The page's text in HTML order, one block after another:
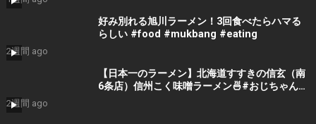
好み別れる旭川ラーメン！3回食べたらハマる
らしい #food #mukbang #eating
2週間 ago
【日本一のラーメン】北海道すすきの信玄（南
6条店）信州こく味噌ラーメン🍜#おじちゃんね
2週間 ago